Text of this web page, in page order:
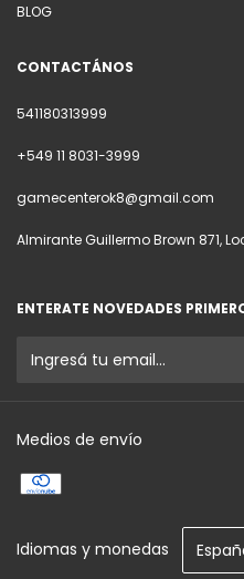
BLOG
CONTACTÁNOS
541180313999
+549 11 8031-3999
gamecenterok8@gmail.com
Almirante Guillermo Brown 871,
ENTERATE NOVEDADES
Medios de envío
Idiomas y monedas